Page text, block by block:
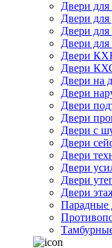
Двери для
Двери
Двери для
Двери для
Двери
Двери
Двери на
Двери
Двери
Двери
Двери с
Двери
Двери
Двери
Двери
Двери
Парадные